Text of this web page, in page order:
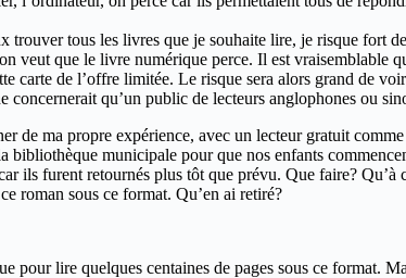
tous les livres que je souhaite lire, je risque fort
veut que le livre numérique perce. Il est vraisemblable
carte de l’offre limitée. Le risque sera alors grand de
concernerait qu’un public de lecteurs anglophones ou
de ma propre expérience, avec un lecteur gratuit comme
municipale pour que nos enfants
ils furent retournés plus tôt que prévu. Que faire?
roman sous ce format. Qu’en ai retiré?
pour lire quelques centaines de pages sous ce format.